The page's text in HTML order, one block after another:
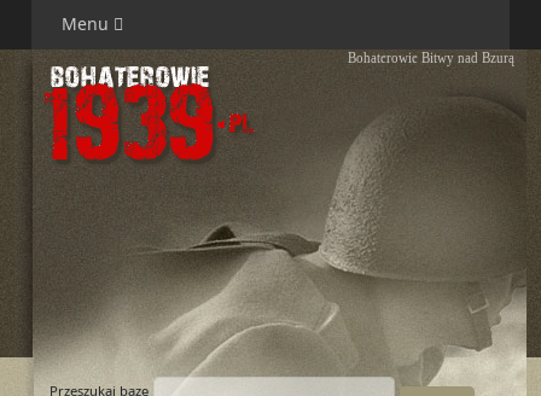
Menu
Bohaterowie Bitwy nad Bzurą
Przeszukaj bazę